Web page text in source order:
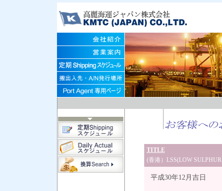
TITLE
(香港）LSS(LOW
平成30年12月吉日